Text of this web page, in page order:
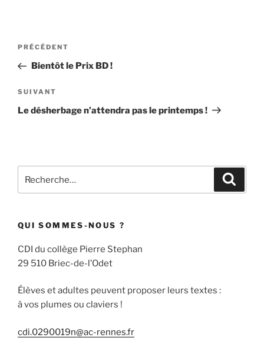
Navigation
l’article
Article
précédent
PRÉCÉDENT
Bientôt le Prix BD !
Article
suivant
SUIVANT
Le désherbage n’attendra pas le printemps !
pour
QUI SOMMES-NOUS ?
CDI du collège Pierre Stephan
29 510 Briec-de-l’Odet
Élèves et adultes peuvent proposer leurs textes :
à vos plumes ou claviers !
cdi.0290019n@ac-rennes.fr